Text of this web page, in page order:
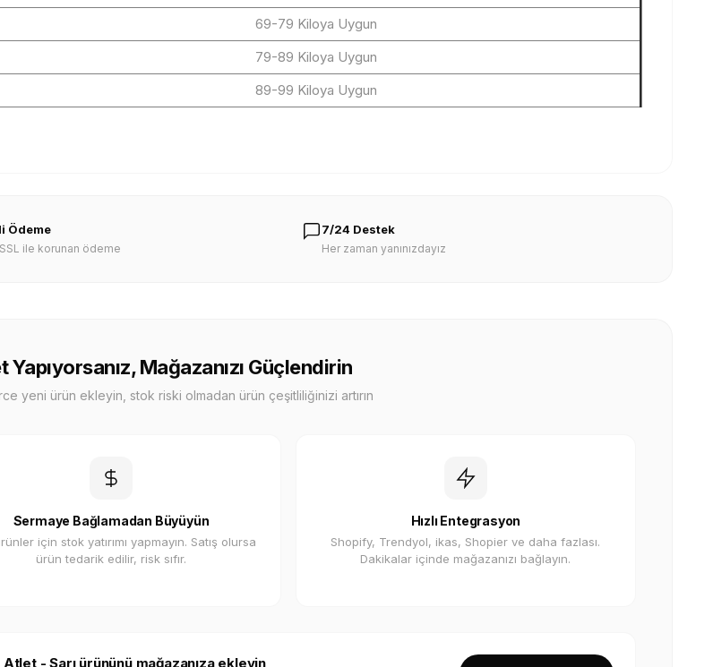
69-79 Kiloya Uygun
79-89 Kiloya Uygun
89-99 Kiloya Uygun
Ödeme
ile korunan ödeme
7/24 Destek
Her zaman yanınızdayız
Yapıyorsanız, Mağazanızı Güçlendirin
yeni ürün ekleyin, stok riski olmadan ürün çeşitliliğinizi artırın
Sermaye Bağlamadan Büyüyün
için stok yatırımı yapmayın. Satış olursa
ürün tedarik edilir, risk sıfır.
Hızlı Entegrasyon
Shopify, Trendyol, ikas, Shopier ve daha fazlası.
Dakikalar içinde mağazanızı bağlayın.
- Sarı ürününü mağazanıza ekleyin